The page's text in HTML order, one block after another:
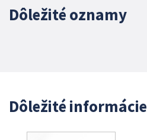
Dôležité oznamy
Dôležité informácie